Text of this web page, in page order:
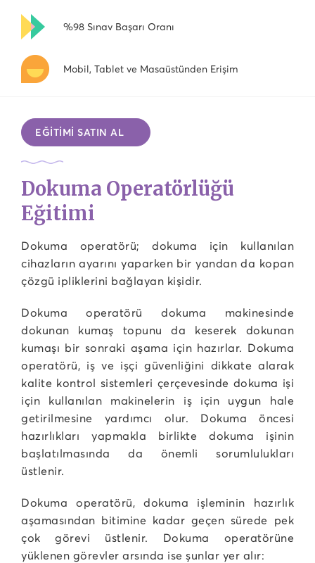
%98 Sınav Başarı Oranı
Mobil, Tablet ve Masaüstünden Erişim
EĞİTİMİ SATIN AL
Dokuma Operatörlüğü
Eğitimi
Dokuma operatörü; dokuma için kullanılan
cihazların ayarını yaparken bir yandan da kopan
çözgü ipliklerini bağlayan kişidir.
Dokuma operatörü dokuma makinesinde
dokunan kumaş topunu da keserek dokunan
kumaşı bir sonraki aşama için hazırlar. Dokuma
operatörü, iş ve işçi güvenliğini dikkate alarak
kalite kontrol sistemleri çerçevesinde dokuma işi
için kullanılan makinelerin iş için uygun hale
getirilmesine yardımcı olur. Dokuma öncesi
hazırlıkları yapmakla birlikte dokuma işinin
başlatılmasında da önemli sorumlulukları
üstlenir.
Dokuma operatörü, dokuma işleminin hazırlık
aşamasından bitimine kadar geçen sürede pek
çok görevi üstlenir. Dokuma operatörüne
yüklenen görevler arsında ise şunlar yer alır: